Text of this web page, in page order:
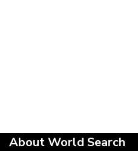
About World Search